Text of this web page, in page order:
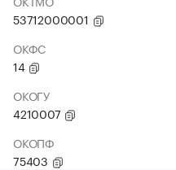
53712000001
ОКФС
14
ОКОГУ
4210007
ОКОПФ
75403